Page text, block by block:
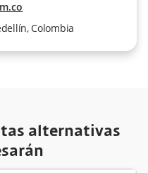
Colombia
alternativas